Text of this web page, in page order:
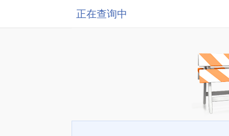
正在查询中